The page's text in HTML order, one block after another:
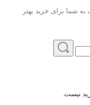
شما برای خرید بهتر
نیست.